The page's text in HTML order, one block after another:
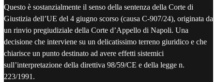
Questo è sostanzialmente il senso della sentenza della Corte di
Giustizia dell’UE del 4 giugno scorso (causa C-907/24), originata da
un rinvio pregiudiziale della Corte d’Appello di Napoli. Una
decisione che interviene su un delicatissimo terreno giuridico e che
chiarisce un punto destinato ad avere effetti sistemici
sull’interpretazione della direttiva 98/59/CE e della legge n.
223/1991.